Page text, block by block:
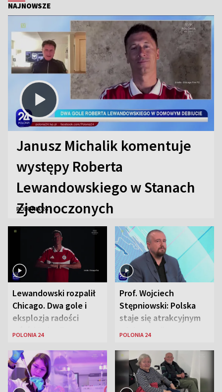
NAJNOWSZE
Janusz Michalik komentuje
występy Roberta
Lewandowskiego w Stanach
Zjednoczonych
POLONIA 24
Lewandowski rozpalił
Chicago. Dwa gole i
eksplozja radości
wśród Polonii
POLONIA 24
Prof. Wojciech
Stępniowski: Polska
staje się atrakcyjnym
miejscem dla
POLONIA 24